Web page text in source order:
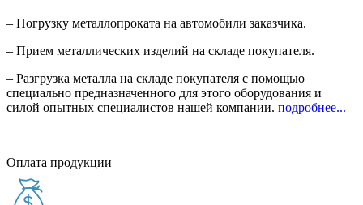
– Погрузку металлопроката на автомобили заказчика.
– Прием металлических изделий на складе покупателя.
– Разгрузка металла на складе покупателя с помощью
специально предназначенного для этого оборудования и
силой опытных специалистов нашей компании. подробнее...
Оплата продукции